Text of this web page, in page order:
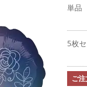
単品
5枚
ご注